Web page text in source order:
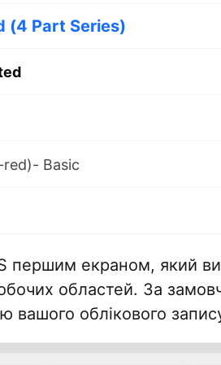
(4 Part Series)
Basic
першим екраном, який
областей. За
вашого облікового